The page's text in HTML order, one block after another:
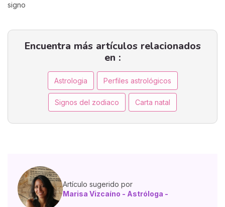
signo
Encuentra más artículos relacionados
en :
Astrologia Perfiles astrológicos
Signos del zodiaco Carta natal
Artículo sugerido por
Marisa Vizcaíno - Astróloga -